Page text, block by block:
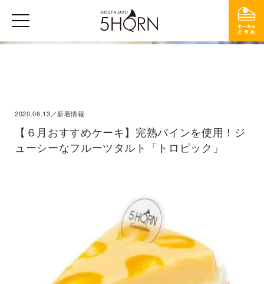
2020.06.13／新着情報
【６月おすすめケーキ】完熟パインを使用！ジ
ューシーなフルーツタルト「トロピック」